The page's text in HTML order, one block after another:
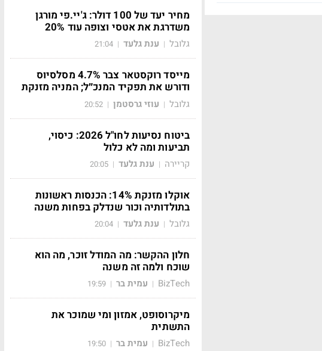
מחיר יעד של 100 דולר: ג'יי.פי מורגן
משדרגת את אטסי וצופה עוד 20%
גלובל | ענת גלעד |
21:04
מייסד רוקסטאר צבר 4.7% מסלסיוס
ודורש את תפקיד המנכ״ל; המניה מזנקת
גלובל | עוזי גרסטמן |
20:52
ביטוח נסיעות לחו"ל 2026: כיסוי,
תביעות ומה לא כלול
קריירה | ענת גלעד |
20:05
אוקלו מזנקת 14%: הכנסות ראשונות
בתולדותיה וכור שנדלק בפחות משנה
גלובל | ענת גלעד |
20:04
חלון ההקשר: מה המודל זוכר, מה הוא
שוכח ולמה זה משנה
BizTech
| עמית בר |
19:59
מיקרוסופט, אמזון ומי שמוכר את
התשתית
BizTech
| עמית בר |
19:50